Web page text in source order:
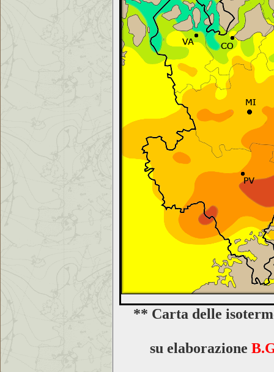
** Carta delle
su elaborazione